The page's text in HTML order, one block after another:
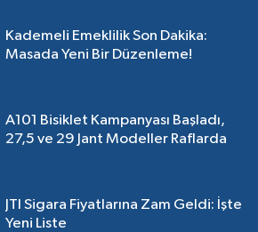
Kademeli Emeklilik Son Dakika:
Masada Yeni Bir Düzenleme!
A101 Bisiklet Kampanyası Başladı,
27,5 ve 29 Jant Modeller Raflarda
JTI Sigara Fiyatlarına Zam Geldi: İşte
Yeni Liste